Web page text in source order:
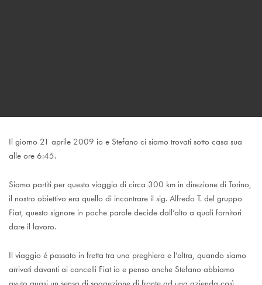
Il giorno 21 aprile 2009 io e Stefano ci siamo trovati sotto casa sua
alle ore 6:45.
Siamo partiti per questo viaggio di circa 300 km in direzione di Torino,
il nostro obiettivo era quello di incontrare il sig. Alfredo T. del gruppo
Fiat, questo signore in poche parole decide dall’alto a quali fornitori
dare il lavoro.
Il viaggio é passato in fretta tra una preghiera e l’altra, quando siamo
arrivati davanti ai cancelli Fiat io e penso anche Stefano abbiamo